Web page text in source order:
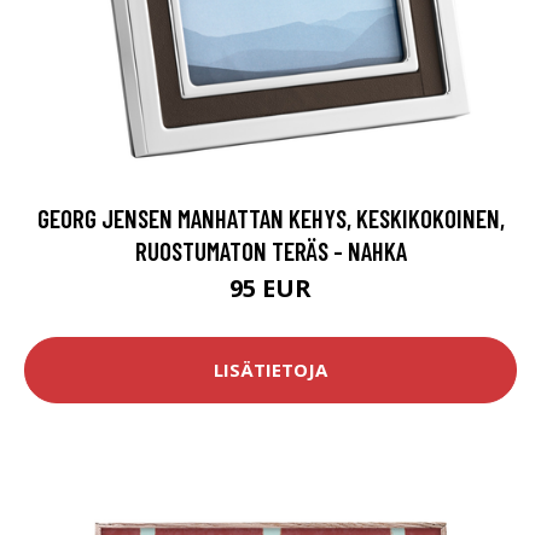
GEORG JENSEN MANHATTAN KEHYS, KESKIKOKOINEN,
RUOSTUMATON TERÄS - NAHKA
95 EUR
LISÄTIETOJA